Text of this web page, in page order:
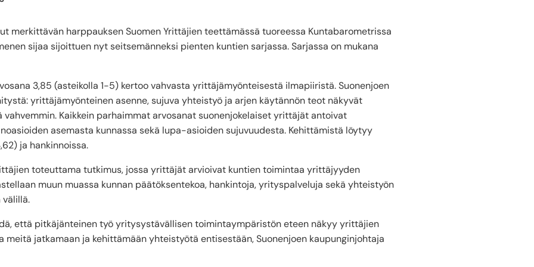
merkittävän harppauksen Suomen Yrittäjien teettämässä tuoreessa Kuntabarometrissa
sijaa sijoittuen nyt seitsemänneksi pienten kuntien sarjassa. Sarjassa on mukana
3,85 (asteikolla 1-5) kertoo vahvasta yrittäjämyönteisestä ilmapiiristä. Suonenjoen
yrittäjämyönteinen asenne, sujuva yhteistyö ja arjen käytännön teot näkyvät
Kaikkein parhaimmat arvosanat suonenjokelaiset yrittäjät antoivat
asemasta kunnassa sekä lupa-asioiden sujuvuudesta. Kehittämistä löytyy
ja hankinnoissa.
toteuttama tutkimus, jossa yrittäjät arvioivat kuntien toimintaa yrittäjyyden
muun muassa kunnan päätöksentekoa, hankintoja, yrityspalveluja sekä yhteistyön
että pitkäjänteinen työ yritysystävällisen toimintaympäristön eteen näkyy yrittäjien
meitä jatkamaan ja kehittämään yhteistyötä entisestään, Suonenjoen kaupunginjohtaja